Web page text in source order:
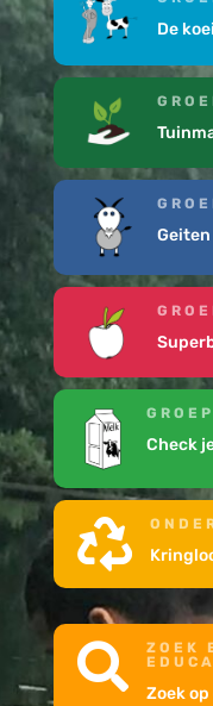
De
Check


ZOEK
Zoek